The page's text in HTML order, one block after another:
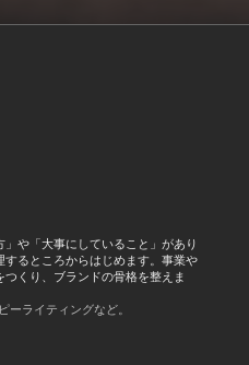
や「大事にしていること」があり
するところからはじめます。事業や
くり、ブランドの骨格を整えま
ーライティングなど。